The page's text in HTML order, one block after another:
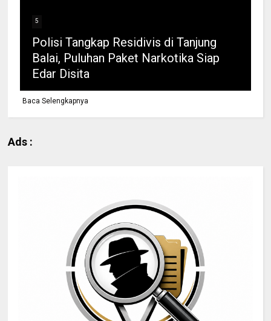
5
Polisi Tangkap Residivis di Tanjung
Balai, Puluhan Paket Narkotika Siap
Edar Disita
Baca Selengkapnya
Ads :